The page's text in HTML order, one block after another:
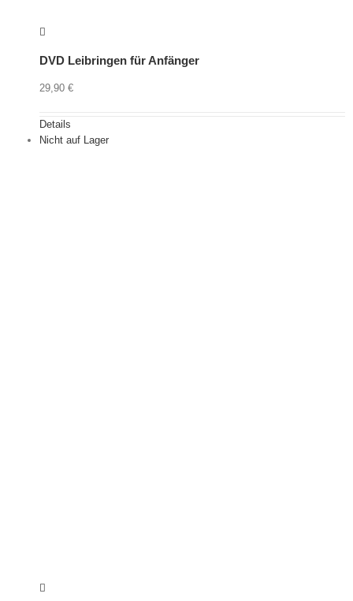
DVD Leibringen für Anfänger
29,90 €
Details
Nicht auf Lager